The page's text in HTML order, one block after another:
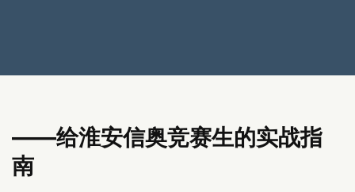
——给淮安信奥竞赛生的实战指
南